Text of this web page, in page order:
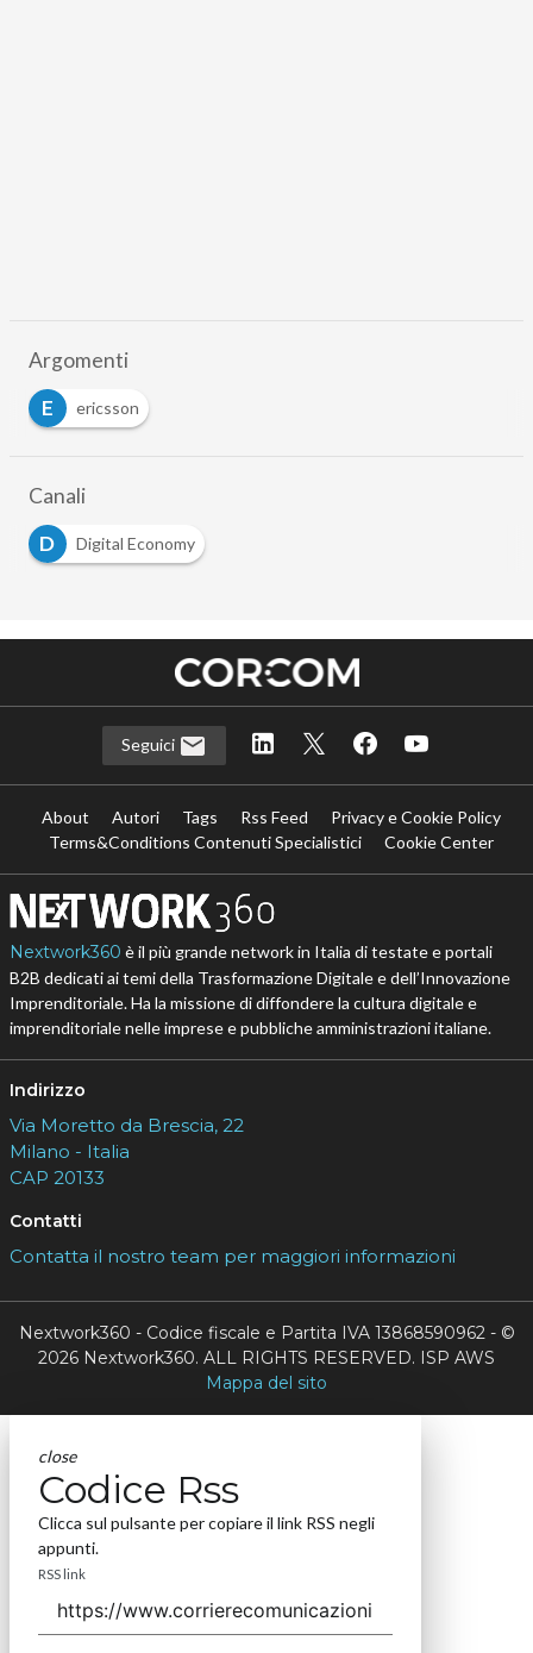
Argomenti
E
ericsson
Canali
D
Digital Economy
Seguici
About Autori Tags Rss Feed
Privacy e Cookie Policy
Terms&Conditions Contenuti Specialistici
Cookie Center
Nextwork360 è il più grande network in Italia di testate e portali
B2B dedicati ai temi della Trasformazione Digitale e dell’Innovazione
Imprenditoriale. Ha la missione di diffondere la cultura digitale e
imprenditoriale nelle imprese e pubbliche amministrazioni italiane.
Indirizzo
Via Moretto da Brescia, 22
Milano - Italia
CAP 20133
Contatti
Contatta il nostro team per maggiori informazioni
Nextwork360 - Codice fiscale e Partita IVA 13868590962 - ©
2026 Nextwork360. ALL RIGHTS RESERVED. ISP AWS
Mappa del sito
close
Codice Rss
Clicca sul pulsante per copiare il link RSS negli
appunti.
RSS link